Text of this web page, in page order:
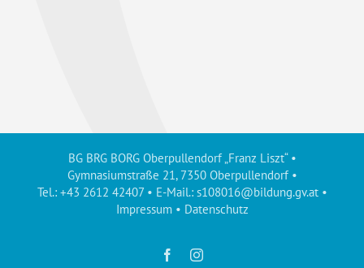
BG BRG BORG Oberpullendorf „Franz Liszt“ •
Gymnasiumstraße 21, 7350 Oberpullendorf •
Tel.: +43 2612 42407 • E-Mail.: s108016@bildung.gv.at•
Impressum• Datenschutz
FacebookInstagram